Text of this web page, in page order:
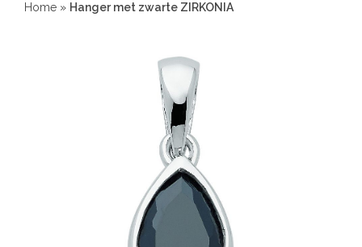
Home » Hanger met zwarte ZIRKONIA